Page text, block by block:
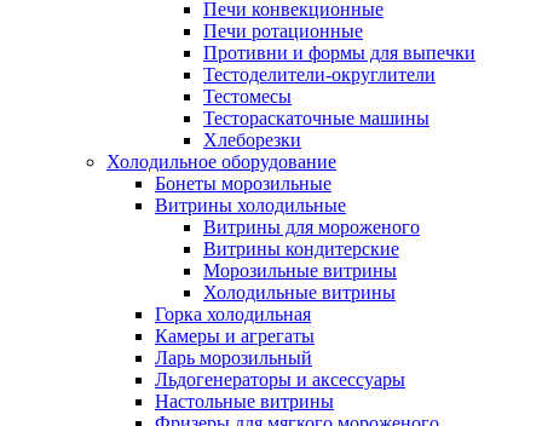
Печи конвекционные
Печи ротационные
Противни и формы для выпечки
Тестоделители-округлители
Тестомесы
Тестораскаточные машины
Хлеборезки
Холодильное оборудование
Бонеты морозильные
Витрины холодильные
Витрины для мороженого
Витрины кондитерские
Морозильные витрины
Холодильные витрины
Горка холодильная
Камеры и агрегаты
Ларь морозильный
Льдогенераторы и аксессуары
Настольные витрины